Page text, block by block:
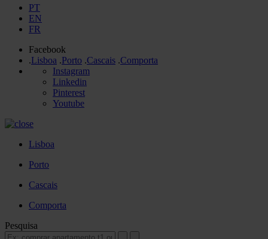
PT
EN
FR
Facebook
.Lisboa .Porto .Cascais .Comporta
Instagram
Linkedin
Pinterest
Youtube
Lisboa
Porto
Cascais
Comporta
Pesquisa